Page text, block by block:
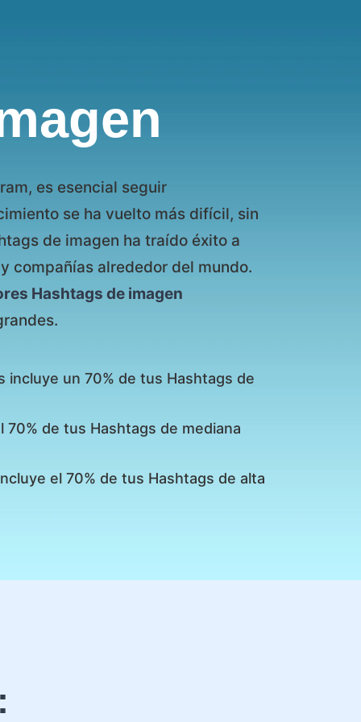
es esencial seguir
se ha vuelto más difícil, sin
de imagen ha traído éxito a
compañías alrededor del mundo.
Hashtags de imagen
un 70% de tus Hashtags de
de tus Hashtags de mediana
el 70% de tus Hashtags de alta